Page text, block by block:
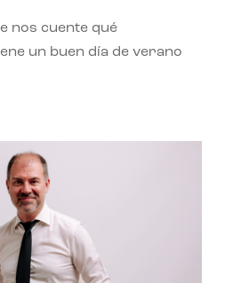
nos cuente qué
un buen día de verano